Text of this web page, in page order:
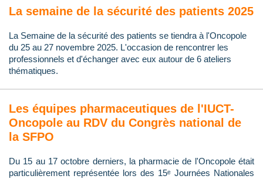
La semaine de la sécurité des patients 2025
La Semaine de la sécurité des patients se tiendra à l'Oncopole
du 25 au 27 novembre 2025. L'occasion de rencontrer les
professionnels et d'échanger avec eux autour de 6 ateliers
thématiques.
Les équipes pharmaceutiques de l'IUCT-
Oncopole au RDV du Congrès national de
la SFPO
Du 15 au 17 octobre derniers, la pharmacie de l'Oncopole était
particulièrement représentée lors des 15ᵉ Journées Nationales